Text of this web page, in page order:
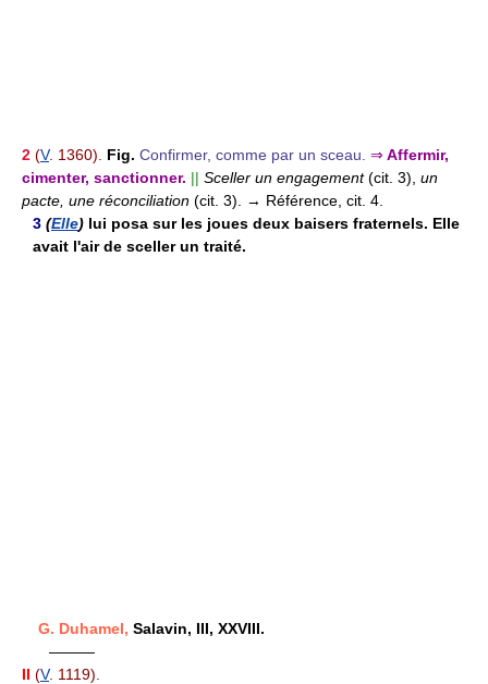
2 (V. 1360). Fig. Confirmer, comme par un sceau. ⇒ Affermir,
cimenter, sanctionner. || Sceller un engagement(cit. 3), un
pacte, une réconciliation (cit. 3).
→ Référence, cit. 4.
3 (Elle) lui posa sur les joues deux baisers fraternels. Elle
avait l'air de sceller un traité.
G. Duhamel, Salavin, III, XXVIII.
———
II (V. 1119).